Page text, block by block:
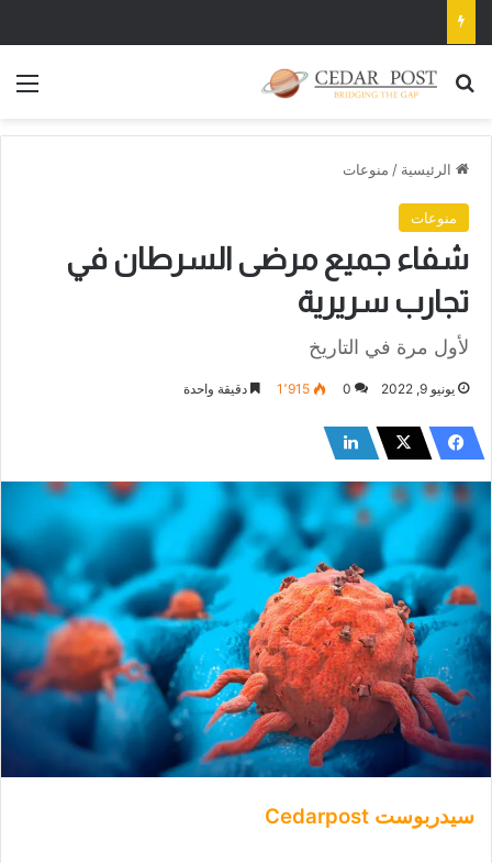
بحث عن
الرئيسية / منوعات
منوعات
شفاء جميع مرضى السرطان في
تجارب سريرية
لأول مرة في التاريخ
يونيو 9, 2022 0 1٬915 دقيقة واحدة
سيدربوست Cedarpost